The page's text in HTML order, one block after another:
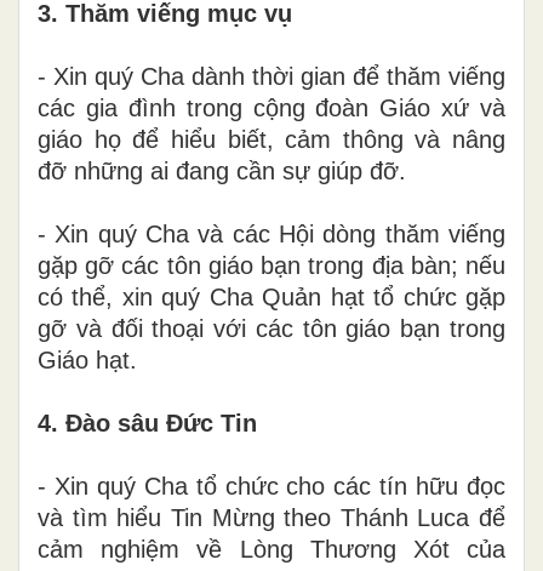
3. Thăm viếng mục vụ
- Xin quý Cha dành thời gian để thăm viếng
các gia đình trong cộng đoàn Giáo xứ và
giáo họ để hiểu biết, cảm thông và nâng
đỡ những ai đang cần sự giúp đỡ.
- Xin quý Cha và các Hội dòng thăm viếng
gặp gỡ các tôn giáo bạn trong địa bàn; nếu
có thể, xin quý Cha Quản hạt tổ chức gặp
gỡ và đối thoại với các tôn giáo bạn trong
Giáo hạt.
4. Đào sâu Đức Tin
- Xin quý Cha tổ chức cho các tín hữu đọc
và tìm hiểu Tin Mừng theo Thánh Luca để
cảm nghiệm về Lòng Thương Xót của